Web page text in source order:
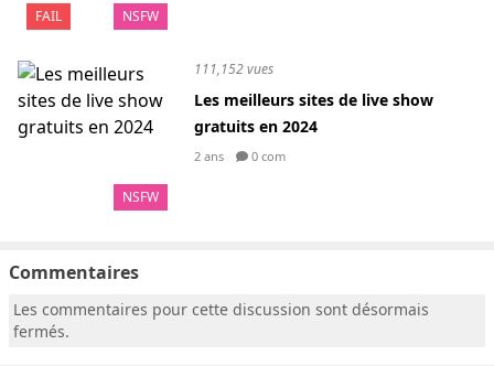
FAIL NSFW
NSFW
111,152 vues
Les meilleurs sites de live show
gratuits en 2024
2 ans 0 com
Commentaires
Les commentaires pour cette discussion sont désormais
fermés.